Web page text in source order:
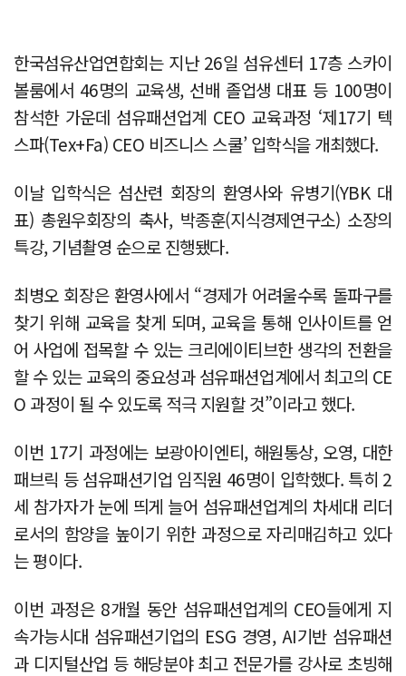
한국섬유산업연합회는 지난 26일 섬유센터 17층 스카이
볼룸에서 46명의 교육생, 선배 졸업생 대표 등 100명이
참석한 가운데 섬유패션업계 CEO 교육과정 ‘제17기 텍
스파(Tex+Fa) CEO 비즈니스 스쿨’ 입학식을 개최했다.
이날 입학식은 섬산련 회장의 환영사와 유병기(YBK 대
표) 총원우회장의 축사, 박종훈(지식경제연구소) 소장의
특강, 기념촬영 순으로 진행됐다.
최병오 회장은 환영사에서 “경제가 어려울수록 돌파구를
찾기 위해 교육을 찾게 되며, 교육을 통해 인사이트를 얻
어 사업에 접목할 수 있는 크리에이티브한 생각의 전환을
할 수 있는 교육의 중요성과 섬유패션업계에서 최고의 CE
O 과정이 될 수 있도록 적극 지원할 것”이라고 했다.
이번 17기 과정에는 보광아이엔티, 해원통상, 오영, 대한
패브릭 등 섬유패션기업 임직원 46명이 입학했다. 특히 2
세 참가자가 눈에 띄게 늘어 섬유패션업계의 차세대 리더
로서의 함양을 높이기 위한 과정으로 자리매김하고 있다
는 평이다.
이번 과정은 8개월 동안 섬유패션업계의 CEO들에게 지
속가능시대 섬유패션기업의 ESG 경영, AI기반 섬유패션
과 디지털산업 등 해당분야 최고 전문가를 강사로 초빙해